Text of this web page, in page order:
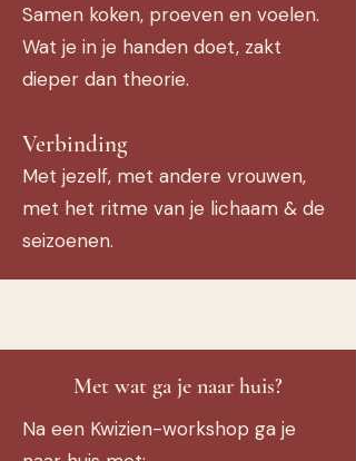
Samen koken, proeven en voelen.
Wat je in je handen doet, zakt
dieper dan theorie.
Verbinding
Met jezelf, met andere vrouwen,
met het ritme van je lichaam & de
seizoenen.
Met wat ga je naar huis?
Na een Kwizien-workshop ga je